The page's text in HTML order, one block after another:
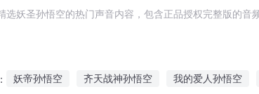
选妖圣孙悟空的热门声音内容，包含正品授权完整版的音
妖帝孙悟空 齐天战神孙悟空 我的爱人孙悟空